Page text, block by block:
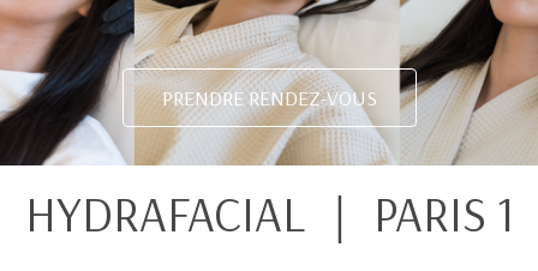
PRENDRE RENDEZ-VOUS
HYDRAFACIAL ｜ PARIS 1